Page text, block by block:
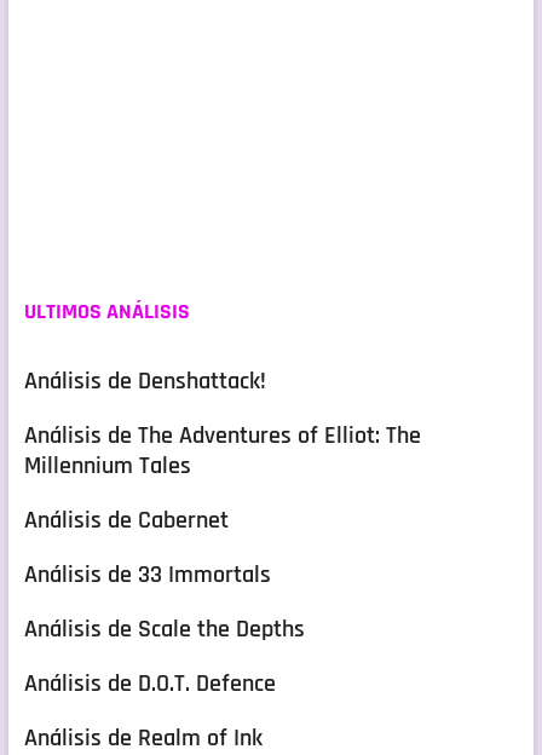
ULTIMOS ANÁLISIS
Análisis de Denshattack!
Análisis de The Adventures of Elliot: The
Millennium Tales
Análisis de Cabernet
Análisis de 33 Immortals
Análisis de Scale the Depths
Análisis de D.O.T. Defence
Análisis de Realm of Ink